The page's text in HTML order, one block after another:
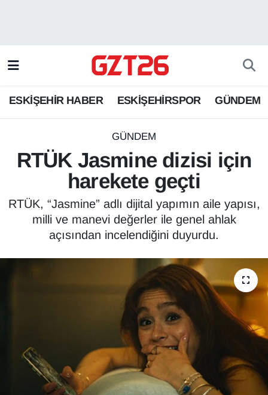
ESKİŞEHİR HABER ESKİŞEHİRSPOR GÜNDEM
GÜNDEM
RTÜK Jasmine dizisi için
harekete geçti
RTÜK, “Jasmine” adlı dijital yapımın aile yapısı,
milli ve manevi değerler ile genel ahlak
açısından incelendiğini duyurdu.
ESKİŞEHİRSPOR
GÜNDEM
Odunpazarı Trafik Yoğunluk Haritası
Süper Lig Puan Durumu ve Fikstür
Son Dakika Haberleri
Haber Arşivi